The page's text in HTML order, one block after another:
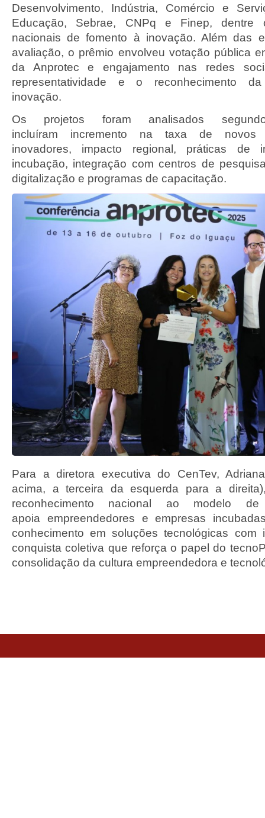
Desenvolvimento, Indústria, Comércio e
Educação, Sebrae, CNPq e Finep, dentre
nacionais de fomento à inovação. Além das
avaliação, o prêmio envolveu votação pública
da Anprotec e engajamento nas redes
representatividade e o reconhecimento
inovação.
Os projetos foram analisados
incluíram incremento na taxa de novos
inovadores, impacto regional, práticas de
incubação, integração com centros de
digitalização e programas de capacitação.
Para a diretora executiva do CenTev,
acima, a terceira da esquerda para a
reconhecimento nacional ao modelo
apoia empreendedores e empresas
conhecimento em soluções tecnológicas com
conquista coletiva que reforça o papel do
consolidação da cultura empreendedora e